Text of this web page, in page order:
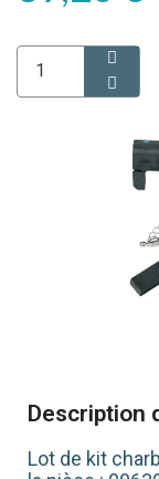
Description
Lot de kit